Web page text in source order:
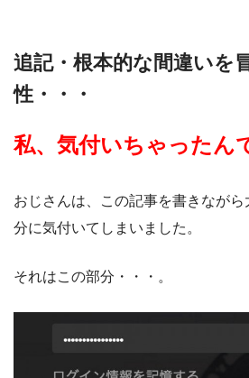
追記・根本的な間違いを
性・・・
私、気付いちゃったん
おじさんは、この記事を書きなが
分に気付いてしまいました。
それはこの部分・・・。